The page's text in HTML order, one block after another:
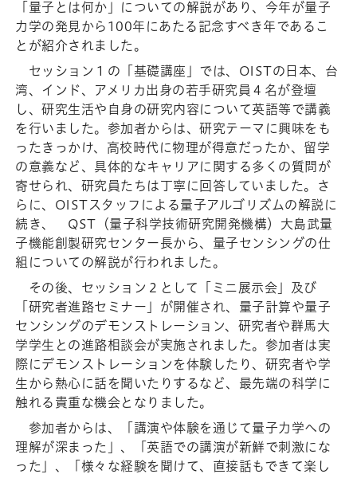
「量子とは何か」についての解説があり、今年が量子
力学の発見から100年にあたる記念すべき年であるこ
とが紹介されました。
セッション１の「基礎講座」では、OISTの日本、台
湾、インド、アメリカ出身の若手研究員４名が登壇
し、研究生活や自身の研究内容について英語等で講義
を行いました。参加者からは、研究テーマに興味をも
ったきっかけ、高校時代に物理が得意だったか、留学
の意義など、具体的なキャリアに関する多くの質問が
寄せられ、研究員たちは丁寧に回答していました。さ
らに、OISTスタッフによる量子アルゴリズムの解説に
続き、 QST（量子科学技術研究開発機構）大島武量
子機能創製研究センター長から、量子センシングの仕
組についての解説が行われました。
その後、セッション２として「ミニ展示会」及び
「研究者進路セミナー」が開催され、量子計算や量子
センシングのデモンストレーション、研究者や群馬大
学学生との進路相談会が実施されました。参加者は実
際にデモンストレーションを体験したり、研究者や学
生から熱心に話を聞いたりするなど、最先端の科学に
触れる貴重な機会となりました。
参加者からは、「講演や体験を通じて量子力学への
理解が深まった」、「英語での講演が新鮮で刺激にな
った」、「様々な経験を聞けて、直接話もできて楽し